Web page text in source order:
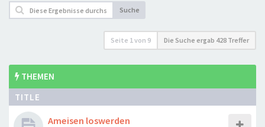
Suche
Seite 1von 9 Die Suche ergab 428 Treffer
THEMEN
TITLE
Ameisen loswerden